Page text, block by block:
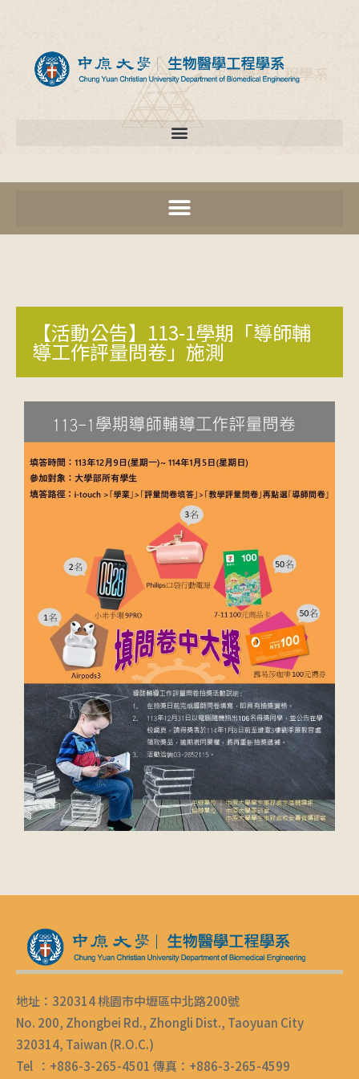
【活動公告】113-1學期「導師輔
導工作評量問卷」施測
地址：320314 桃園市中壢區中北路200號
No. 200, Zhongbei Rd., Zhongli Dist., Taoyuan City
320314, Taiwan (R.O.C.)
Tel ：+886-3-265-4501 傳真：+886-3-265-4599